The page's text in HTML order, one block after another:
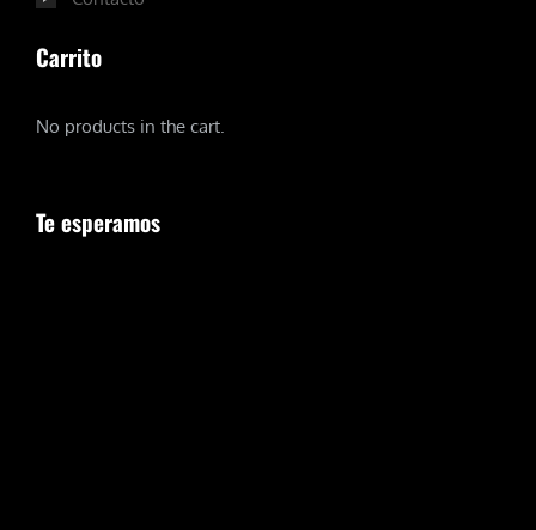
Carrito
No products in the cart.
Te esperamos